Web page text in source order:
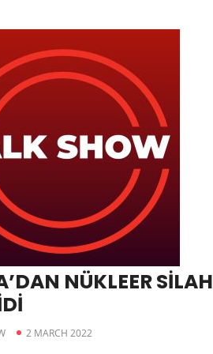
NÜKLEER SİLAH
2 MARCH 2022